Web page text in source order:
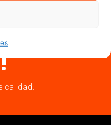
ideas en realidades
calidad.